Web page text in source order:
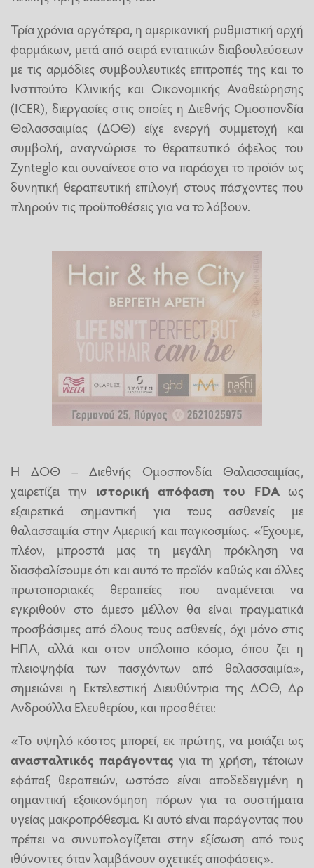
Τρία χρόνια αργότερα, η αμερικανική ρυθμιστική αρχή
φαρμάκων, μετά από σειρά εντατικών διαβουλεύσεων
με τις αρμόδιες συμβουλευτικές επιτροπές της και το
Ινστιτούτο Κλινικής και Οικονομικής Αναθεώρησης
(ICER), διεργασίες στις οποίες η Διεθνής Ομοσπονδία
Θαλασσαιμίας (ΔΟΘ) είχε ενεργή συμμετοχή και
συμβολή, αναγνώρισε το θεραπευτικό όφελος του
Zynteglo και συναίνεσε στο να παράσχει το προϊόν ως
δυνητική θεραπευτική επιλογή στους πάσχοντες που
πληρούν τις προϋποθέσεις για να το λάβουν.
Η ΔΟΘ – Διεθνής Ομοσπονδία Θαλασσαιμίας,
χαιρετίζει την ιστορική απόφαση του FDAως
εξαιρετικά σημαντική για τους ασθενείς με
θαλασσαιμία στην Αμερική και παγκοσμίως. «Έχουμε,
πλέον, μπροστά μας τη μεγάλη πρόκληση να
διασφαλίσουμε ότι και αυτό το προϊόν καθώς και άλλες
πρωτοποριακές θεραπείες που αναμένεται να
εγκριθούν στο άμεσο μέλλον θα είναι πραγματικά
προσβάσιμες από όλους τους ασθενείς, όχι μόνο στις
ΗΠΑ, αλλά και στον υπόλοιπο κόσμο, όπου ζει η
πλειοψηφία των πασχόντων από θαλασσαιμία»,
σημειώνει η Εκτελεστική Διευθύντρια της ΔΟΘ, Δρ
Ανδρούλλα Ελευθερίου, και προσθέτει:
«Το υψηλό κόστος μπορεί, εκ πρώτης, να μοιάζει ως
ανασταλτικός παράγοντας για τη χρήση, τέτοιων
εφάπαξ θεραπειών, ωστόσο είναι αποδεδειγμένη η
σημαντική εξοικονόμηση πόρων για τα συστήματα
υγείας μακροπρόθεσμα. Κι αυτό είναι παράγοντας που
πρέπει να συνυπολογίζεται στην εξίσωση από τους
ιθύνοντες όταν λαμβάνουν σχετικές αποφάσεις».